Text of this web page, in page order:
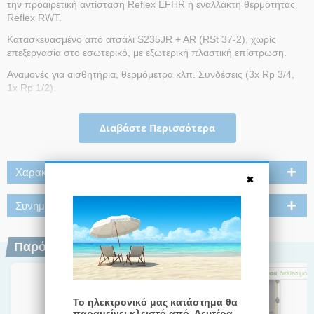
την προαιρετική αντίσταση Reflex EFHR ή εναλλάκτη θερμότητας
Reflex RWT.
Κατασκευασμένο από ατσάλι S235JR + AR (RSt 37-2), χωρίς
επεξεργασία στο εσωτερικό, με εξωτερική πλαστική επίστρωση.
Αναμονές για αισθητήρια, θερμόμετρα κλπ. Συνδέσεις (3x Rp 3/4,
1x Rp 1/2).
1000lt πάχος 100mm, από 1500lt πάχος 120mm), αφαιρούμενο
περίβλημα από εύκαμπτο αφρό με εξωτερική επιφάνεια από
μαύρο μονωτικό κάλυμμα από πολυστερίνη.
Τύπος: HF 1000/R_C
Ονομαστικός όγκος: 1000 λίτρα
Μέγιστη θερμοκρασία λειτουργίας: 95/110 °C
Μέγιστη πίεση λειτουργίας: 3 bar
Διάμετρος: 970 mm
Διαβάστε Περισσότερα
Χαρακτηριστικά
Συνημμένα
Παρόμοια Προϊόντα
Άμεσα διαθέσιμο Άμεσαδιαθέσιμο Άμεσα διαθέσιμο
Το ηλεκτρονικό μας κατάστημα θα